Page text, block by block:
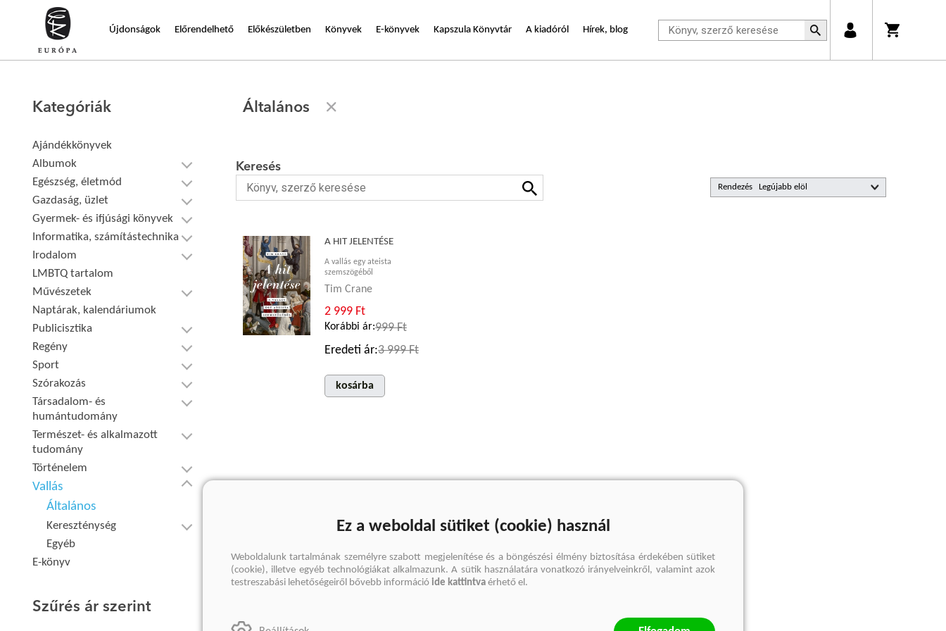
Újdonságok Előrendelhető Előkészületben Könyvek E-könyvek Kapszula Könyvtár A kiadóról Hírek, blog
Kategóriák
Ajándékkönyvek
Albumok
Egészség, életmód
Gazdaság, üzlet
Gyermek- és ifjúsági könyvek
Informatika, számítástechnika
Irodalom
LMBTQ tartalom
Művészetek
Naptárak, kalendáriumok
Publicisztika
Regény
Sport
Szórakozás
Társadalom- és
humántudomány
Természet- és alkalmazott
tudomány
Történelem
Vallás
Általános
Kereszténység
Egyéb
E-könyv
Szűrés ár szerint
Általános
Rendezés
Keresés
A HIT JELENTÉSE
A vallás egy ateista
szemszögéből
Tim Crane
2 999 Ft
Korábbi ár:999 Ft
Eredeti ár:3 999 Ft
kosárba
Ez a weboldal sütiket (cookie) használ
Weboldalunk tartalmának személyre szabott megjelenítése és a böngészési élmény biztosítása érdekében sütiket
(cookie), illetve egyéb technológiákat alkalmazunk. A sütik használatára vonatkozó irányelveinkről, valamint azok
testreszabási lehetőségeiről bővebb információ ide kattintva érhető el.